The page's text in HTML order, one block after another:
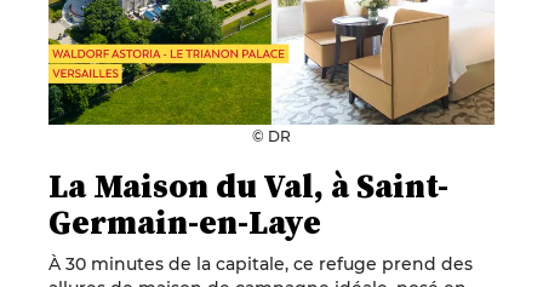
© DR
La Maison du Val, à Saint-
Germain-en-Laye
À 30 minutes de la capitale, ce refuge prend des